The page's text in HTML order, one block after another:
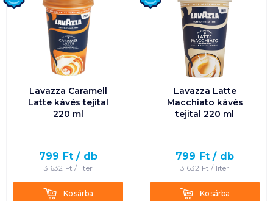
Lavazza Caramell
Latte kávés tejital
220 ml
799 Ft / db
3 632 Ft / liter
KosárbaKosárba
Lavazza Latte
Macchiato kávés
tejital 220 ml
799 Ft / db
3 632 Ft / liter
KosárbaKosárba